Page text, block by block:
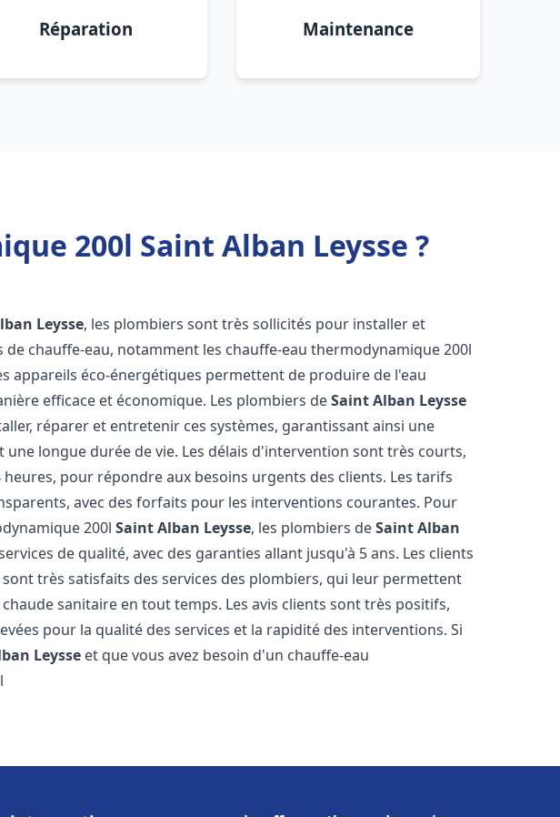
Réparation Maintenance
200l Saint Alban Leysse ?
Leysse, les plombiers sont très sollicités pour installer et
de chauffe-eau, notamment les chauffe-eau thermodynamique 200l
appareils éco-énergétiques permettent de produire de l'eau
efficace et économique. Les plombiers deSaint Alban Leysse
réparer et entretenir ces systèmes, garantissant ainsi une
longue durée de vie. Les délais d'intervention sont très courts,
pour répondre aux besoins urgents des clients. Les tarifs
avec des forfaits pour les interventions courantes. Pour
200lSaint Alban Leysse, les plombiers deSaint Alban
de qualité, avec des garanties allant jusqu'à 5 ans. Les clients
sont très satisfaits des services des plombiers, qui leur permettent
chaude sanitaire en tout temps. Les avis clients sont très positifs,
pour la qualité des services et la rapidité des interventions. Si
Leysse et que vous avez besoin d'un chauffe-eau